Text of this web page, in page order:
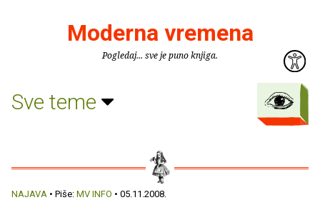
Moderna vremena
Pogledaj... sve je puno knjiga.
Sve teme
NAJAVA • Piše: MV INFO • 05.11.2008.